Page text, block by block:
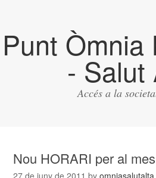
Punt Òmnia
- Salut
Accés a la
Nou HORARI per al
27 de juny de 2011 byomniasalutalta